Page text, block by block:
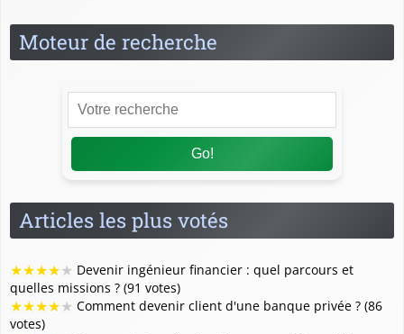
Moteur de recherche
Go!
Articles les plus votés
★★★★★ Devenir ingénieur financier : quel parcours et
quelles missions ? (91 votes)
★★★★★ Comment devenir client d'une banque privée ? (86
votes)